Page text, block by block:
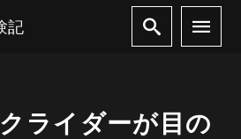
記
ライダーが目の